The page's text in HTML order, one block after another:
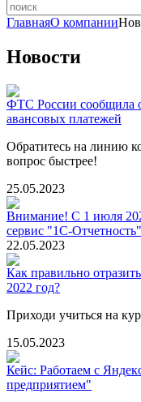
ГлавнаяО компании
Новости
ФТС России сообщила
авансовых платежей
Обратитесь на линию
вопрос быстрее!
25.05.2023
Внимание! С 1 июля
сервис "1С-
22.05.2023
Как правильно
2022 год?
Приходи учиться на
15.05.2023
Кейс: Работаем с
предприятием"